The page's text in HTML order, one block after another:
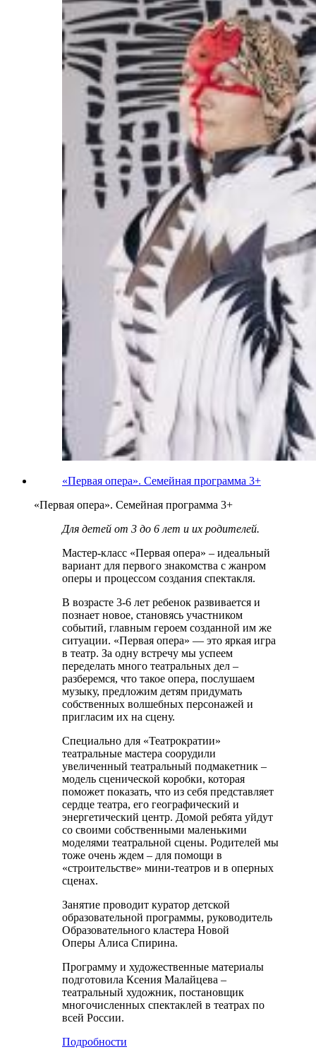
«Первая опера». Семейная программа 3+
«Первая опера». Семейная программа 3+
Для детей от 3 до 6 лет и их родителей.
Мастер-класс «Первая опера» – идеальный
вариант для первого знакомства с жанром
оперы и процессом создания спектакля.
В возрасте 3-6 лет ребенок развивается и
познает новое, становясь участником
событий, главным героем созданной им же
ситуации. «Первая опера» — это яркая игра
в театр. За одну встречу мы успеем
переделать много театральных дел –
разберемся, что такое опера, послушаем
музыку, предложим детям придумать
собственных волшебных персонажей и
пригласим их на сцену.
Специально для «Театрократии»
театральные мастера соорудили
увеличенный театральный подмакетник –
модель сценической коробки, которая
поможет показать, что из себя представляет
сердце театра, его географический и
энергетический центр. Домой ребята уйдут
со своими собственными маленькими
моделями театральной сцены. Родителей мы
тоже очень ждем – для помощи в
«строительстве» мини-театров и в оперных
сценах.
Занятие проводит куратор детской
образовательной программы, руководитель
Образовательного кластера Новой
Оперы Алиса Спирина.
Программу и художественные материалы
подготовила Ксения Малайцева –
театральный художник, постановщик
многочисленных спектаклей в театрах по
всей России.
Подробности